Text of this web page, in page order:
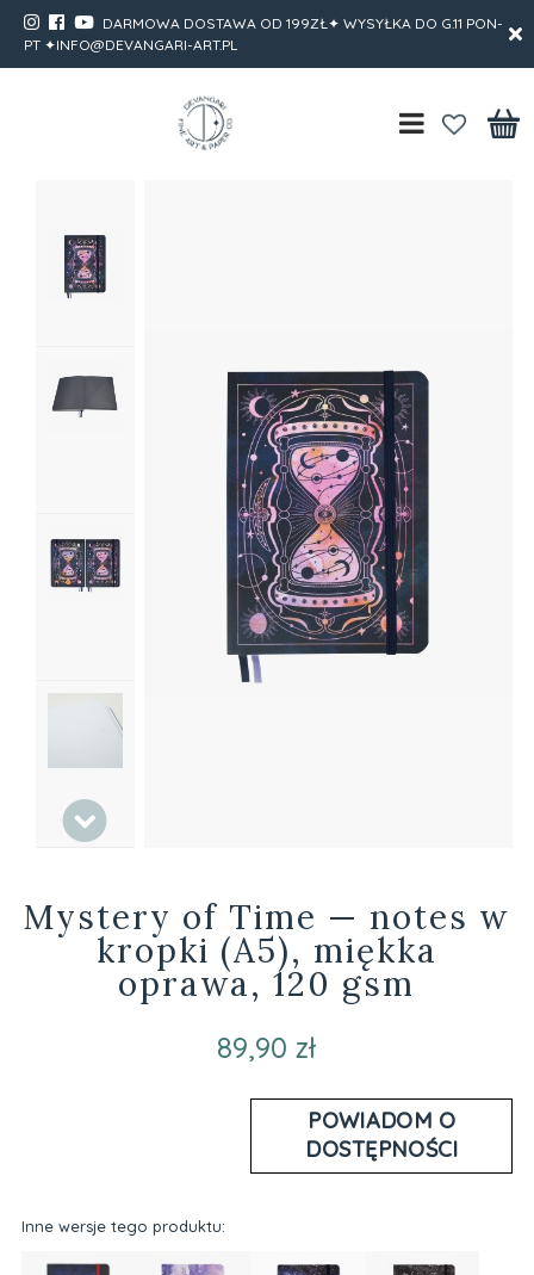
DARMOWA DOSTAWA OD 199ZŁ✦ WYSYŁKA DO G.11 PON-
PT ✦INFO@DEVANGARI-ART.PL
Mystery of Time — notes w
kropki (A5), miękka
oprawa, 120 gsm
89,90 zł
POWIADOM O
DOSTĘPNOŚCI
Inne wersje tego produktu: